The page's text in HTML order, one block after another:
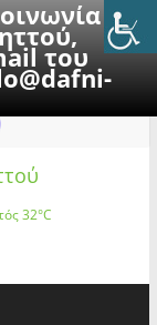
με
του
32°C